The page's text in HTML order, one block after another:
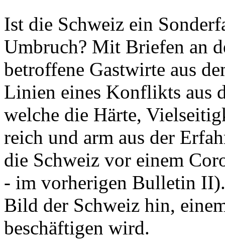
Ist die Schweiz ein
Umbruch? Mit Briefen an
betroffene Gastwirte aus
Linien eines Konflikts aus
welche die Härte,
reich und arm aus der
die Schweiz vor einem
- im vorherigen Bulletin
Bild der Schweiz hin,
beschäftigen wird.